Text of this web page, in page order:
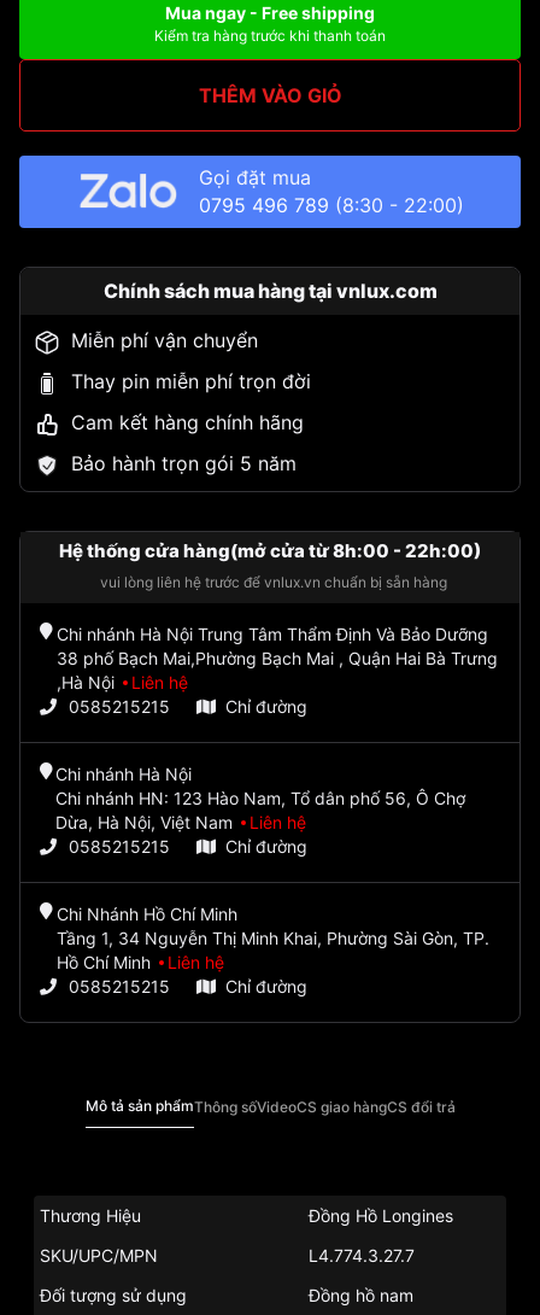
Mua ngay - Free shipping
Kiểm tra hàng trước khi thanh toán
THÊM VÀO GIỎ
Gọi đặt mua
0795 496 789 (8:30 - 22:00)
Chính sách mua hàng tại vnlux.com
Miễn phí vận chuyển
Thay pin miễn phí trọn đời
Cam kết hàng chính hãng
Bảo hành trọn gói 5 năm
Hệ thống cửa hàng(mở cửa từ 8h:00 - 22h:00)
vui lòng liên hệ trước để vnlux.vn chuẩn bị sẵn hàng
Chi nhánh Hà Nội Trung Tâm Thẩm Định Và Bảo Dưỡng
38 phố Bạch Mai,Phường Bạch Mai , Quận Hai Bà Trưng
,Hà Nội
Liên hệ
0585215215
Chỉ đường
Chi nhánh Hà Nội
Chi nhánh HN: 123 Hào Nam, Tổ dân phố 56, Ô Chợ
Dừa, Hà Nội, Việt Nam
Liên hệ
0585215215
Chỉ đường
Chi Nhánh Hồ Chí Minh
Tầng 1, 34 Nguyễn Thị Minh Khai, Phường Sài Gòn, TP.
Hồ Chí Minh
Liên hệ
0585215215
Chỉ đường
Mô tả sản phẩmThông sốVideoCS giao hàngCS đổi trả
Thương Hiệu
Đồng Hồ Longines
SKU/UPC/MPN
L4.774.3.27.7
Đối tượng sử dụng
Đồng hồ nam